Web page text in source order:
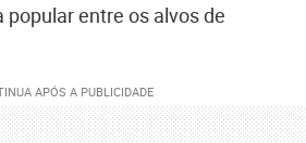
popular entre os alvos de